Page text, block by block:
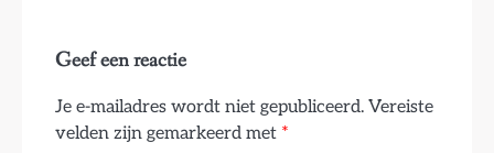
Geef een reactie
Je e-mailadres wordt niet gepubliceerd. Vereiste
velden zijn gemarkeerd met *